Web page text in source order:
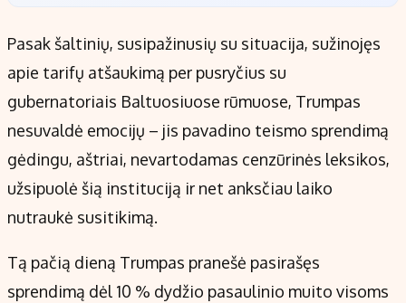
Pasak šaltinių, susipažinusių su situacija, sužinojęs
apie tarifų atšaukimą per pusryčius su
gubernatoriais Baltuosiuose rūmuose, Trumpas
nesuvaldė emocijų – jis pavadino teismo sprendimą
gėdingu, aštriai, nevartodamas cenzūrinės leksikos,
užsipuolė šią instituciją ir net anksčiau laiko
nutraukė susitikimą.
Tą pačią dieną Trumpas pranešė pasirašęs
sprendimą dėl 10 % dydžio pasaulinio muito visoms